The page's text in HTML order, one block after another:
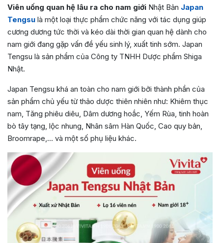
Viên uống quan hệ lâu ra cho nam giới Nhật Bản Japan
Tengsu là một loại thực phẩm chức năng với tác dụng giúp
cương dương tức thời và kéo dài thời gian quan hệ dành cho
nam giới đang gặp vấn đề yếu sinh lý, xuất tinh sớm. Japan
Tengsu là sản phẩm của Công ty TNHH Dược phẩm Shiga
Nhật.
Japan Tengsu khá an toàn cho nam giới bởi thành phần của
sản phẩm chủ yếu từ thảo dược thiên nhiên như: Khiêm thục
nam, Tăng phiêu diêu, Dâm dương hoắc, Yếm Rùa, tinh hoàn
bò tây tạng, lộc nhung, Nhân sâm Hàn Quốc, Cao quy bản,
Broomrape,… và một số phụ liệu khác.